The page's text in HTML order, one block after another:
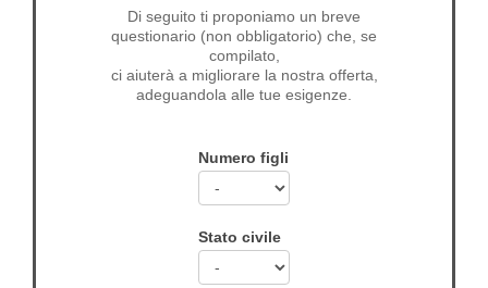
Di seguito ti proponiamo un breve
questionario (non obbligatorio) che, se
compilato,
ci aiuterà a migliorare la nostra offerta,
adeguandola alle tue esigenze.
Numero figli
Stato civile